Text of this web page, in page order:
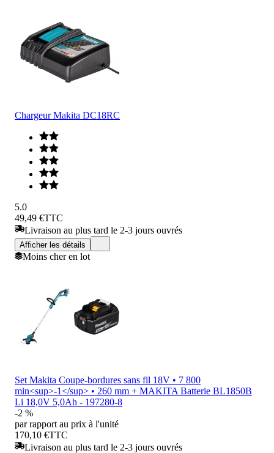
Chargeur Makita DC18RC
5.0
49,49 €TTC
Livraison au plus tard le 2-3 jours ouvrés
Afficher les détails
Moins cher en lot
Set Makita Coupe-bordures sans fil 18V • 7 800
min<sup>-1</sup> • 260 mm + MAKITA Batterie BL1850B
Li 18,0V 5,0Ah - 197280-8
-2 %
par rapport au prix à l'unité
170,10 €TTC
Livraison au plus tard le 2-3 jours ouvrés